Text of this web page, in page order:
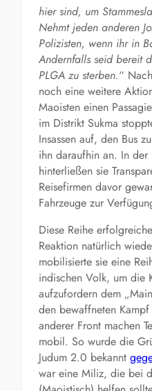
hier sind, um
Nehmt jeden anderen
Polizisten, wenn ihr in
Andernfalls seid bereit
PLGA zu sterben.“
noch eine weitere
Maoisten einen
im Distrikt Sukma
Insassen auf, den Bus
ihn daraufhin an. In der
hinterließen sie
Reisefirmen davor
Fahrzeuge zur
Diese Reihe
Reaktion natürlich
mobilisierte sie eine
indischen Volk, um die
aufzufordern dem
den bewaffneten
anderer Front machen
mobil. So wurde die
Judum 2.0 bekannt
war eine Miliz, die bei